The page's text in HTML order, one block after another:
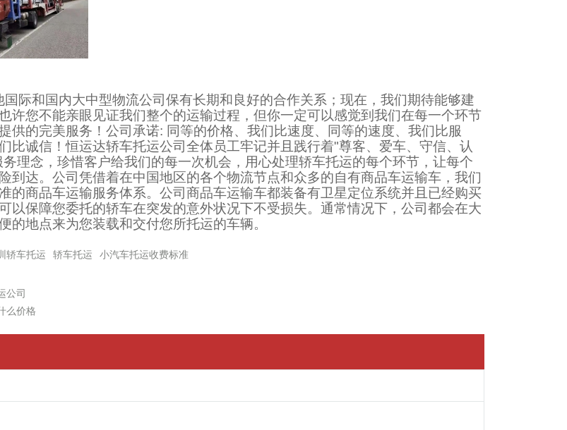
国际和国内大中型物流公司保有长期和良好的合作关系；现在，我们期待能够建
许您不能亲眼见证我们整个的运输过程，但你一定可以感觉到我们在每一个环节
供的完美服务！公司承诺: 同等的价格、我们比速度、同等的速度、我们比服
比诚信！恒运达轿车托运公司全体员工牢记并且践行着"尊客、爱车、守信、认
理念，珍惜客户给我们的每一次机会，用心处理轿车托运的每个环节，让每个
到达。公司凭借着在中国地区的各个物流节点和众多的自有商品车运输车，我们
的商品车运输服务体系。公司商品车运输车都装备有卫星定位系统并且已经购买
以保障您委托的轿车在突发的意外状况下不受损失。通常情况下，公司都会在大
的地点来为您装载和交付您所托运的车辆。
轿车托运 轿车托运 小汽车托运收费标准
公司
么价格